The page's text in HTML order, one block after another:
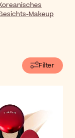
Makeup
Filter